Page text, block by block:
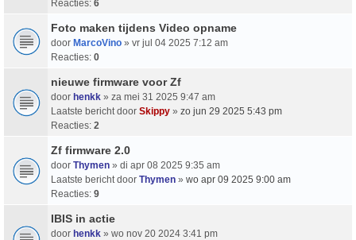
Reacties: 6
Foto maken tijdens Video opname
door MarcoVino » vr jul 04 2025 7:12 am
Reacties: 0
nieuwe firmware voor Zf
door henkk » za mei 31 2025 9:47 am
Laatste bericht door Skippy » zo jun 29 2025 5:43 pm
Reacties: 2
Zf firmware 2.0
door Thymen » di apr 08 2025 9:35 am
Laatste bericht door Thymen » wo apr 09 2025 9:00 am
Reacties: 9
IBIS in actie
door henkk » wo nov 20 2024 3:41 pm